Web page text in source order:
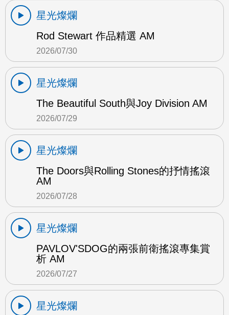
星光燦爛
Rod Stewart 作品精選 AM
2026/07/30
星光燦爛
The Beautiful South與Joy Division AM
2026/07/29
星光燦爛
The Doors與Rolling Stones的抒情搖滾
AM
2026/07/28
星光燦爛
PAVLOV'SDOG的兩張前衛搖滾專集賞
析 AM
2026/07/27
星光燦爛